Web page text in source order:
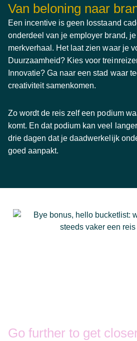
Van beloning naar
Een incentive is geen losstaand
onderdeel van je employer brand,
merkverhaal. Het laat zien waar je
Duurzaamheid? Kies voor
Innovatie? Ga naar een stad waar
creativiteit samenkomen.
Zo wordt de reis zelf een podium
komt. En dat podium kan veel
drie dagen dat je daadwerkelijk
goed aanpakt.
Go further to get